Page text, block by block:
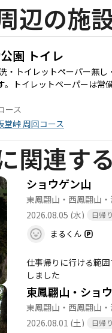
観を提供します。ただし、
ため、シーズンごとに異なる顔を見せるのが魅力です。 また、下山
山口店のカフェでは美味しいパンや
は急な階段や滑りやすい石
ます。特に、板堂峠付近では注意が必要です。 このように、東鳳翩山は自然の美
です。ぜひ、仲間や家族
辺の施
園 トイレ
・トイレットペーパー無し
。トイレットペーパーは常
ース
峠 周回コース
関連す
ショウゲン山
東鳳翩山・西鳳翩山
2026.08.05 (水)
日帰り
まるくん
仕事帰りに行ける範
しました
東鳳翩山・ショ
東鳳翩山・西鳳翩山
2026.08.01 (土)
日帰り